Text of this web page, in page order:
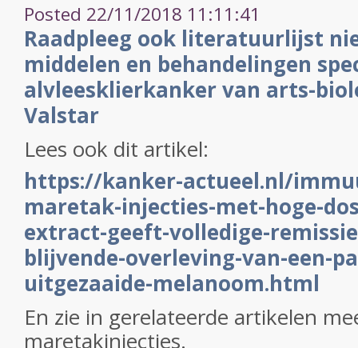
Posted 22/11/2018 11:11:41
Raadpleeg ook literatuurlijst
middelen en behandelingen
alvleesklierkanker van arts-
Valstar
Lees ook dit artikel:
https://kanker-actueel.nl/
maretak-injecties-met-hoge-
extract-geeft-volledige-
blijvende-overleving-van-een-
uitgezaaide-melanoom.html
En zie in gerelateerde artikelen
maretakinjecties.